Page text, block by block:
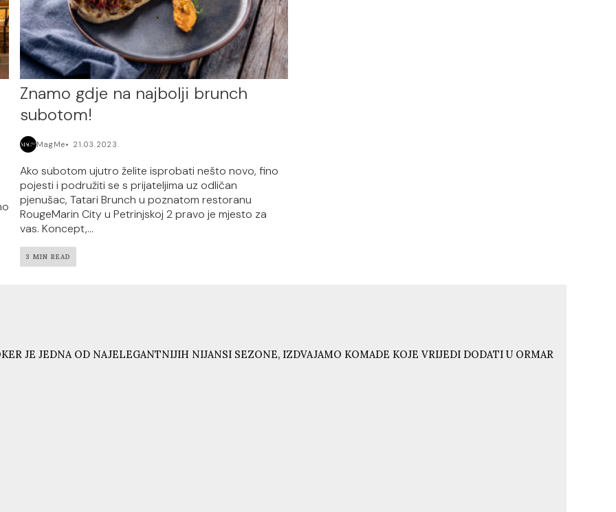
Znamo gdje na najbolji brunch
subotom!
MagMe 21.03.2023.
Ako subotom ujutro želite isprobati nešto novo, fino
pojesti i podružiti se s prijateljima uz odličan
pjenušac, Tatari Brunch u poznatom restoranu
RougeMarin City u Petrinjskoj 2 pravo je mjesto za
vas. Koncept,...
3 MIN READ
JE JEDNA OD NAJELEGANTNIJIH NIJANSI SEZONE, IZDVAJAMO KOMADE KOJE VRIJEDI DODATI U ORMAR